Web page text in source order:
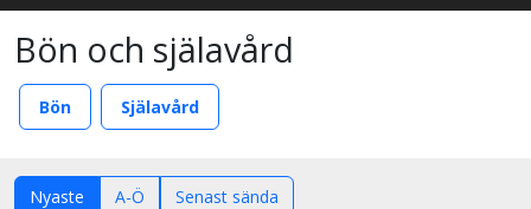
Bön och själavård
Bön Själavård
Nyaste A-Ö Senast sända